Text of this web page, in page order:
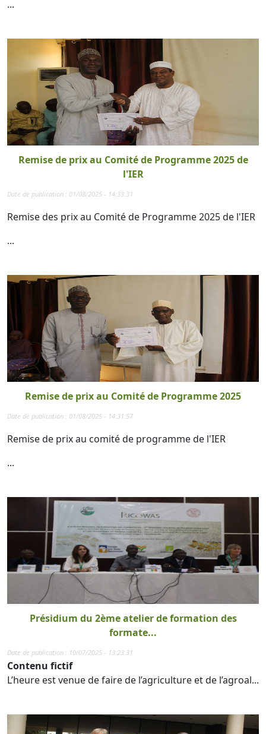
...
Remise de prix au Comité de Programme 2025 de
l'IER
Date de publication : 01/08/2025 - 14:33:31
Remise des prix au Comité de Programme 2025 de l'IER
...
Remise de prix au Comité de Programme 2025
Date de publication : 01/08/2025 - 14:31:57
Remise de prix au comité de programme de l'IER
...
Présidium du 2ème atelier de formation des
formate...
Date de publication : 10/07/2025 - 13:23:31
Contenu fictif
L’heure est venue de faire de l’agriculture et de l’agroal...